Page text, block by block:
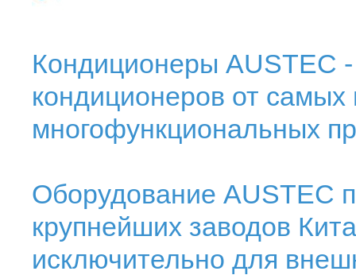
Кондиционеры AUSTEC
кондиционеров от
многофункциональных
Оборудование AUSTEC
крупнейших заводов
исключительно для